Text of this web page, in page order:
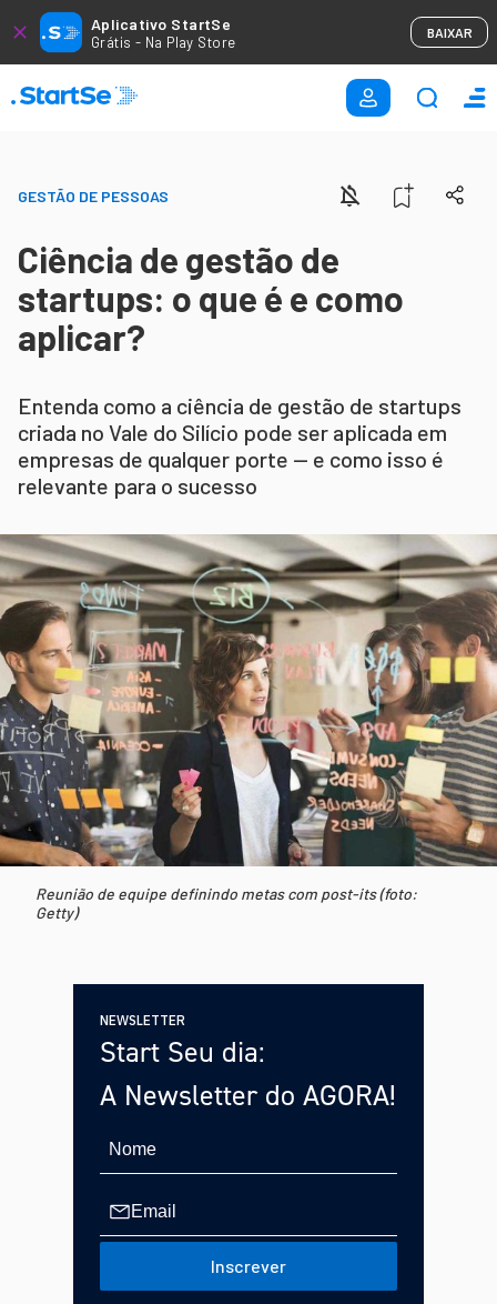
Aplicativo StartSe
Grátis - Na Play Store
BAIXAR
GESTÃO DE PESSOAS
Ciência de gestão de
startups: o que é e como
aplicar?
Entenda como a ciência de gestão de startups
criada no Vale do Silício pode ser aplicada em
empresas de qualquer porte -- e como isso é
relevante para o sucesso
Reunião de equipe definindo metas com post-its (foto:
Getty)
NEWSLETTER
Start Seu dia:
A Newsletter do AGORA!
Inscrever